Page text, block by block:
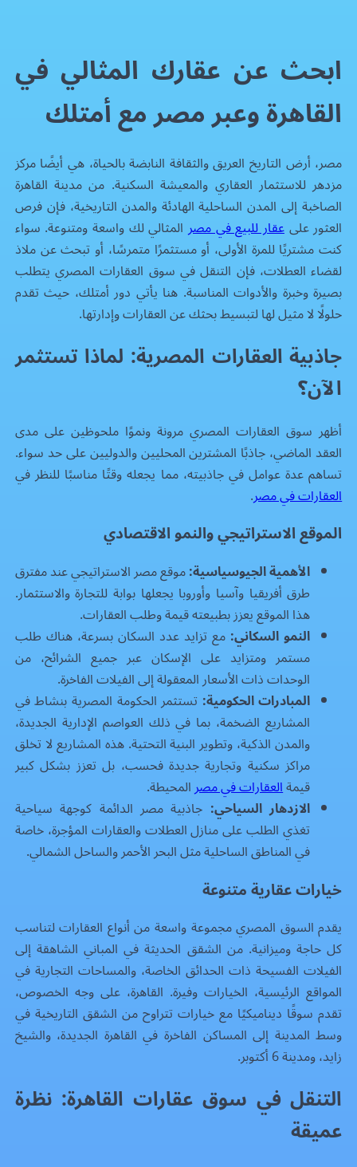
ابحث عن عقارك المثالي في
القاهرة وعبر مصر مع أمتلك
مصر، أرض التاريخ العريق والثقافة النابضة بالحياة، هي أيضًا مركز
مزدهر للاستثمار العقاري والمعيشة السكنية. من مدينة القاهرة
الصاخبة إلى المدن الساحلية الهادئة والمدن التاريخية، فإن فرص
العثور علىعقار للبيع في مصرالمثالي لك واسعة ومتنوعة. سواء
كنت مشتريًا للمرة الأولى، أو مستثمرًا متمرسًا، أو تبحث عن ملاذ
لقضاء العطلات، فإن التنقل في سوق العقارات المصري يتطلب
بصيرة وخبرة والأدوات المناسبة. هنا يأتي دورأمتلك، حيث تقدم
حلولًا لا مثيل لها لتبسيط بحثك عن العقارات وإدارتها.
جاذبية العقارات المصرية: لماذا تستثمر
الآن؟
أظهر سوق العقارات المصري مرونة ونموًا ملحوظين على مدى
العقد الماضي، جاذبًا المشترين المحليين والدوليين على حد سواء.
تساهم عدة عوامل في جاذبيته، مما يجعله وقتًا مناسبًا للنظر في
العقارات في مصر.
الموقع الاستراتيجي والنمو الاقتصادي
الأهمية الجيوسياسية:موقع مصر الاستراتيجي عند مفترق
طرق أفريقيا وآسيا وأوروبا يجعلها بوابة للتجارة والاستثمار.
هذا الموقع يعزز بطبيعته قيمة وطلب العقارات.
النمو السكاني: مع تزايد عدد السكان بسرعة، هناك طلب
مستمر ومتزايد على الإسكان عبر جميع الشرائح، من
الوحدات ذات الأسعار المعقولة إلى الفيلات الفاخرة.
المبادرات الحكومية: تستثمر الحكومة المصرية بنشاط في
المشاريع الضخمة، بما في ذلك العواصم الإدارية الجديدة،
والمدن الذكية، وتطوير البنية التحتية. هذه المشاريع لا تخلق
مراكز سكنية وتجارية جديدة فحسب، بل تعزز بشكل كبير
قيمةالعقارات في مصرالمحيطة.
الازدهار السياحي: جاذبية مصر الدائمة كوجهة سياحية
تغذي الطلب على منازل العطلات والعقارات المؤجرة، خاصة
في المناطق الساحلية مثل البحر الأحمر والساحل الشمالي.
خيارات عقارية متنوعة
يقدم السوق المصري مجموعة واسعة من أنواع العقارات لتناسب
كل حاجة وميزانية. من الشقق الحديثة في المباني الشاهقة إلى
الفيلات الفسيحة ذات الحدائق الخاصة، والمساحات التجارية في
المواقع الرئيسية، الخيارات وفيرة. القاهرة، على وجه الخصوص،
تقدم سوقًا ديناميكيًا مع خيارات تتراوح من الشقق التاريخية في
وسط المدينة إلى المساكن الفاخرة في القاهرة الجديدة، والشيخ
زايد، ومدينة 6 أكتوبر.
التنقل في سوق عقارات القاهرة: نظرة
عميقة